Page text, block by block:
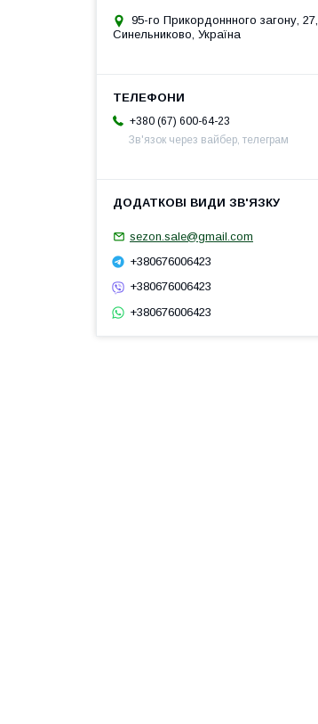
95-го Прикордоннного загону, 27,
Синельниково, Україна
+380 (67) 600-64-23
Зв'язок через вайбер, телеграм
sezon.sale@gmail.com
+380676006423
+380676006423
+380676006423